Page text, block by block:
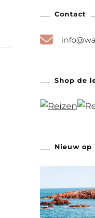
Contact
Shop de
Nieuw op